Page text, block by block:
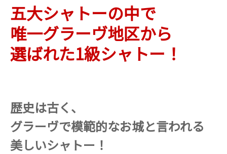
五大シャトーの中で
唯一グラーヴ地区から
選ばれた1級シャトー！
歴史は古く、
グラーヴで模範的なお城と言われる
美しいシャトー！